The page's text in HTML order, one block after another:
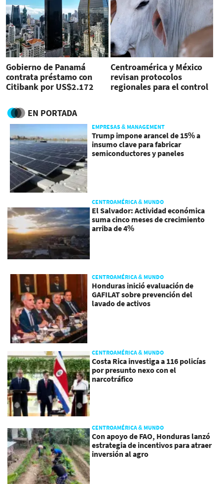
Gobierno de Panamá
contrata préstamo con
Citibank por US$2.172
Centroamérica y México
revisan protocolos
regionales para el control
EN PORTADA
EMPRESAS & MANAGEMENT
Trump impone arancel de 15% a
insumo clave para fabricar
semiconductores y paneles
CENTROAMÉRICA & MUNDO
El Salvador: Actividad económica
suma cinco meses de crecimiento
arriba de 4%
CENTROAMÉRICA & MUNDO
Honduras inició evaluación de
GAFILAT sobre prevención del
lavado de activos
CENTROAMÉRICA & MUNDO
Costa Rica investiga a 116 policías
por presunto nexo con el
narcotráfico
CENTROAMÉRICA & MUNDO
Con apoyo de FAO, Honduras lanzó
estrategia de incentivos para atraer
inversión al agro